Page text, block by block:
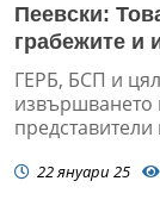
Пеевски:
грабежите и
ГЕРБ, БСП и
извършването
представители
22 януари 25